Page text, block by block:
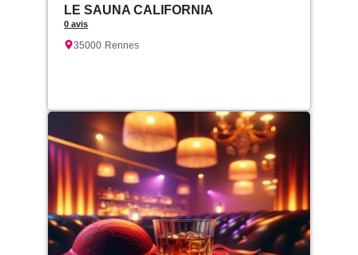
LE SAUNA CALIFORNIA
0 avis
35000 Rennes